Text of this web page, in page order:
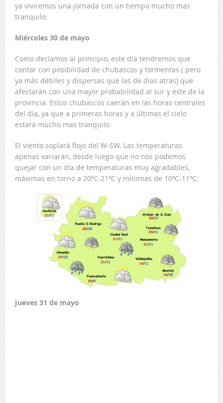
ya viviremos una jornada con un tiempo mucho mas
tranquilo:
Miércoles 30 de mayo
Como decíamos al principio, este día tendremos que
contar con posibilidad de chubascos y tormentas ( pero
ya más débiles y dispersas que las de días atras) que
afectarán con una mayor probabilidad al sur y este de la
provincia. Estos chubascos caerán en las horas centrales
del día, ya que a primeras horas y a últimas el cielo
estará mucho mas tranquilo.
El viento soplará flojo del W-SW. Las temperaturas
apenas variarán, desde luego que no nos podemos
quejar con un día de temperaturas muy agradables,
máximas en torno a 20ºC-21ºC y mínimas de 10ºC-11ºC:
Jueves 31 de mayo